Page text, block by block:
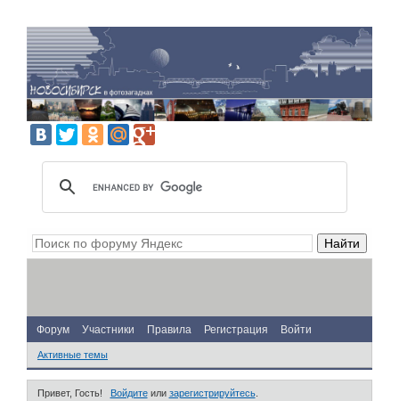
Форум Участники Правила Регистрация Войти
Активные темы
Привет, Гость! Войдитеили зарегистрируйтесь.